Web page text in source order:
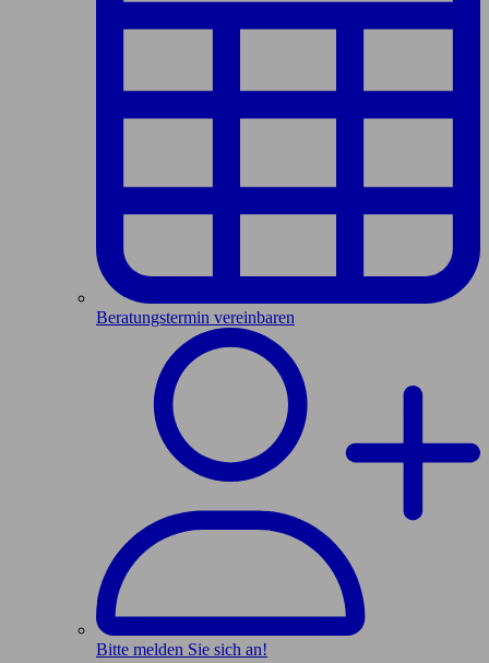
Beratungstermin vereinbaren
Bitte melden Sie sich an!